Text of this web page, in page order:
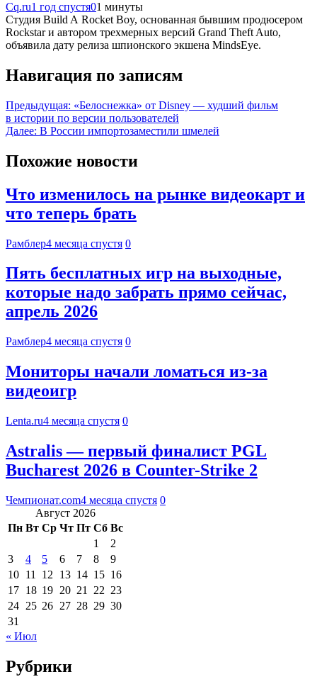
Cq.ru1 год спустя01 минуты
Студия Build A Rocket Boy, основанная бывшим продюсером
Rockstar и автором трехмерных версий Grand Theft Auto,
объявила дату релиза шпионского экшена MindsEye.
Навигация по записям
Предыдущая: «Белоснежка» от Disney — худший фильм
в истории по версии пользователей
Далее: В России импортозаместили шмелей
Похожие новости
Что изменилось на рынке видеокарт и
что теперь брать
Рамблер4 месяца спустя 0
Пять бесплатных игр на выходные,
которые надо забрать прямо сейчас,
апрель 2026
Рамблер4 месяца спустя 0
Мониторы начали ломаться из-за
видеоигр
Lenta.ru4 месяца спустя 0
Astralis — первый финалист PGL
Bucharest 2026 в Counter-Strike 2
Чемпионат.com4 месяца спустя 0
Август 2026
Пн Вт Ср Чт Пт Сб Вс
1
2
3
4 5 6 7 8
9
10 11 12 13 14 15 16
17 18 19 20 21 22 23
24 25 26 27 28 29 30
31
« Июл
Рубрики